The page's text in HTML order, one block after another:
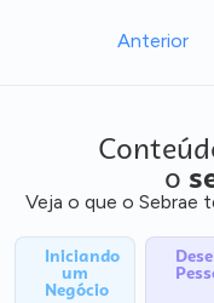
Anterior
o
Veja o que o Sebrae
Iniciando
um
Negócio